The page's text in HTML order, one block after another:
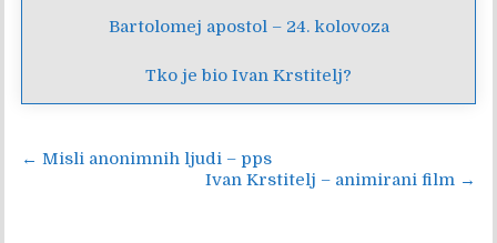
Bartolomej apostol – 24. kolovoza
Tko je bio Ivan Krstitelj?
Navigacija
← Misli anonimnih ljudi – pps
Ivan Krstitelj – animirani film →